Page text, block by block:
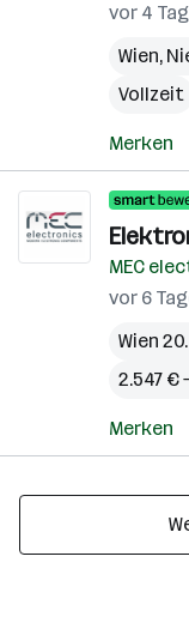
vor 4
Wien,
Vollzeit
Merken
MEC
vor 6
Wien
2.547 €
Merken